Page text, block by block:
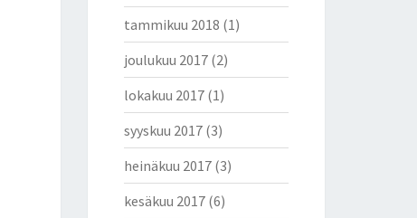
tammikuu 2018 (1)
joulukuu 2017(2)
lokakuu 2017(1)
syyskuu 2017(3)
heinäkuu 2017(3)
kesäkuu 2017(6)